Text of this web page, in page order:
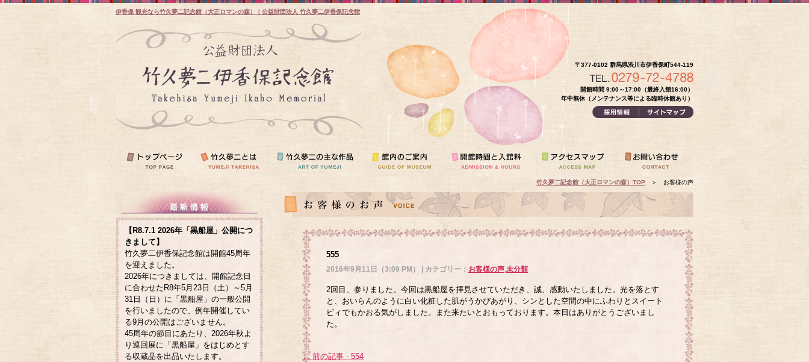
伊香保 観光なら竹久夢二記念館（大正ロマンの森）｜公益財団法人 竹久夢二伊香保記念館
〒377-0102 群馬県渋川市伊香保町544-119
開館時間 9:00～17:00（最終入館16:00）
年中無休（メンテナンス等による臨時休館あり）
竹久夢二記念館（大正ロマンの森）TOP ＞ お客様の声
555
2016年9月11日（3:09 PM） | カテゴリー： お客様の声,未分類
2回目、参りました。今回は黒船屋を拝見させていただき、誠、感動いたしました。光を落とす
と、おいらんのように白い化粧した肌がうかびあがり、シンとした空間の中にふわりとスイート
ピィでもかおる気がしました。また来たいとおもっております。本日はありがとうございまし
た。
← 前の記事 - 554
【R8.7.1 2026年「黒船屋」公開につ
きまして】
竹久夢二伊香保記念館は開館45周年
を迎えました。
2026年につきましては、開館記念日
に合わせたR8年5月23日（土）～5月
31日（日）に「黒船屋」の一般公開
を行いましたので、例年開催してい
る9月の公開はございません。
45周年の節目にあたり、2026年秋よ
り巡回展に「黒船屋」をはじめとす
る収蔵品を出品いたします。